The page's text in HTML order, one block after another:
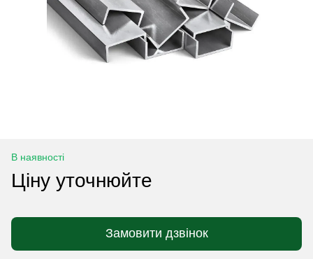
В наявності
Ціну уточнюйте
Замовити дзвінок